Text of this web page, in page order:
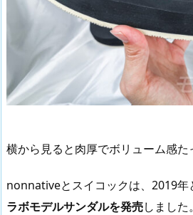
横から見ると肉厚でボリューム感た
nonnativeとスイコックは、2019年
ラボモデルサンダルを発売しました。